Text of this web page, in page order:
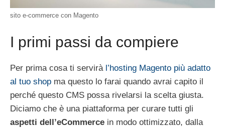
sito e-commerce con Magento
I primi passi da compiere
Per prima cosa ti servirà l’hosting Magento più adatto
al tuo shop ma questo lo farai quando avrai capito il
perché questo CMS possa rivelarsi la scelta giusta.
Diciamo che è una piattaforma per curare tutti gli
aspetti dell’eCommerce in modo ottimizzato, dalla